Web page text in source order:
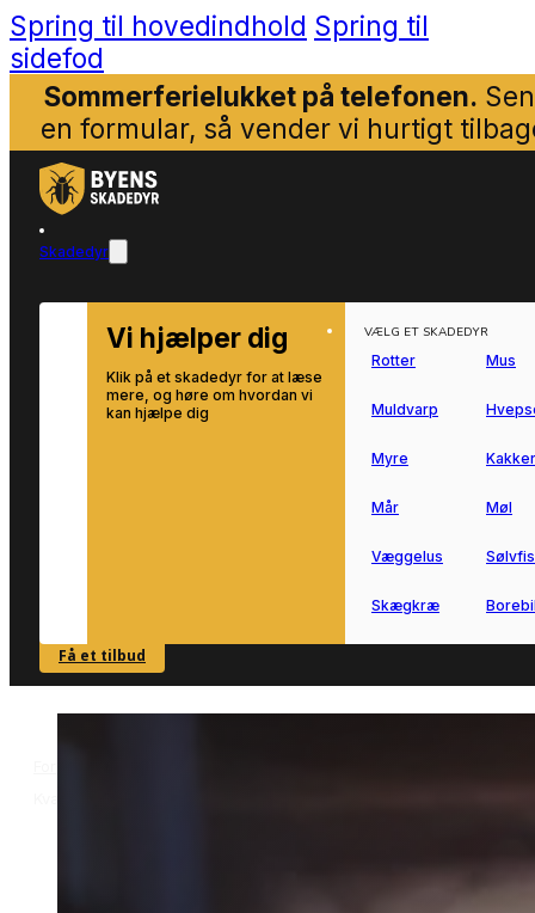
Spring til hovedindhold Spring til
sidefod
Sommerferielukket på telefonen.
en formular, så vender vi hurtigt
Skadedyr
Vi hjælper dig
Klik på et skadedyr for at læse
mere, og høre om hvordan vi
kan hjælpe dig
SE OVERSIGT
VÆLG ET SKADEDYR
Rotter Mus
Muldvarp
Myre
Mår Møl
Væggelus
Skægkræ
Få et tilbud